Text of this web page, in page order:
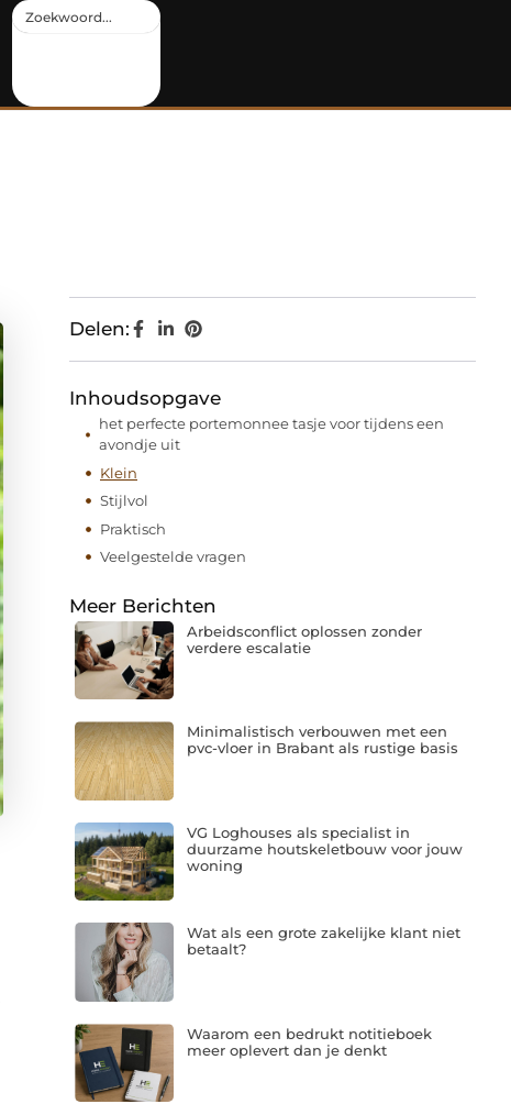
Delen:
Inhoudsopgave
het perfecte portemonnee tasje voor tijdens een
avondje uit
Klein
Stijlvol
Praktisch
Veelgestelde vragen
Meer Berichten
Arbeidsconflict oplossen zonder
verdere escalatie
Minimalistisch verbouwen met een
pvc-vloer in Brabant als rustige basis
VG Loghouses als specialist in
duurzame houtskeletbouw voor jouw
woning
Wat als een grote zakelijke klant niet
betaalt?
Waarom een bedrukt notitieboek
meer oplevert dan je denkt